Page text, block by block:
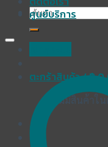
ค้นหา:
ตะกร้าสินค้า /฿
ไม่มีสินค้าใน
ศูนย์บริการ